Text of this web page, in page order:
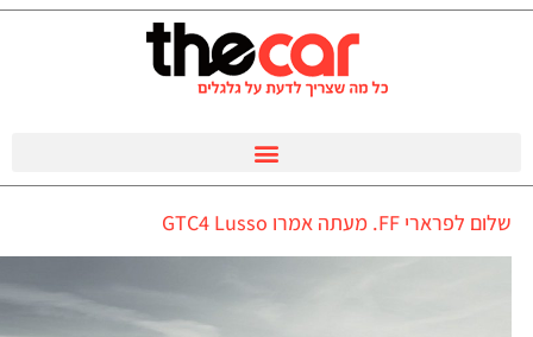
שלום לפרארי FF. מעתה אמרו GTC4 Lusso